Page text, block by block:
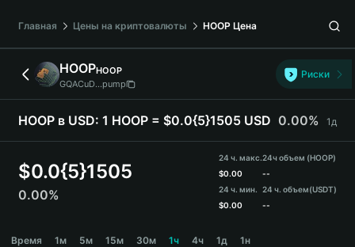
Français
Deutsch
简体中文
繁體中文
Português (Portugal)
Bahasa Indonesia
ภาษาไทย
Español
Español (Argentina)
Главная Цены на криптовалюты HOOP Цена
HOOPHOOP
GQACuD...pump
Риски
HOOP в USD: 1 HOOP = $0.0{5}1505 USD 0.00% 1д
$0.0{5}1505
0.00%
24 ч. макс.
$0.00
24 ч. мин.
$0.00
24ч объем (HOOP)
--
24 ч. объем(USDT)
--
Время 1м 5м 15м 30м 1ч 4ч 1д 1н